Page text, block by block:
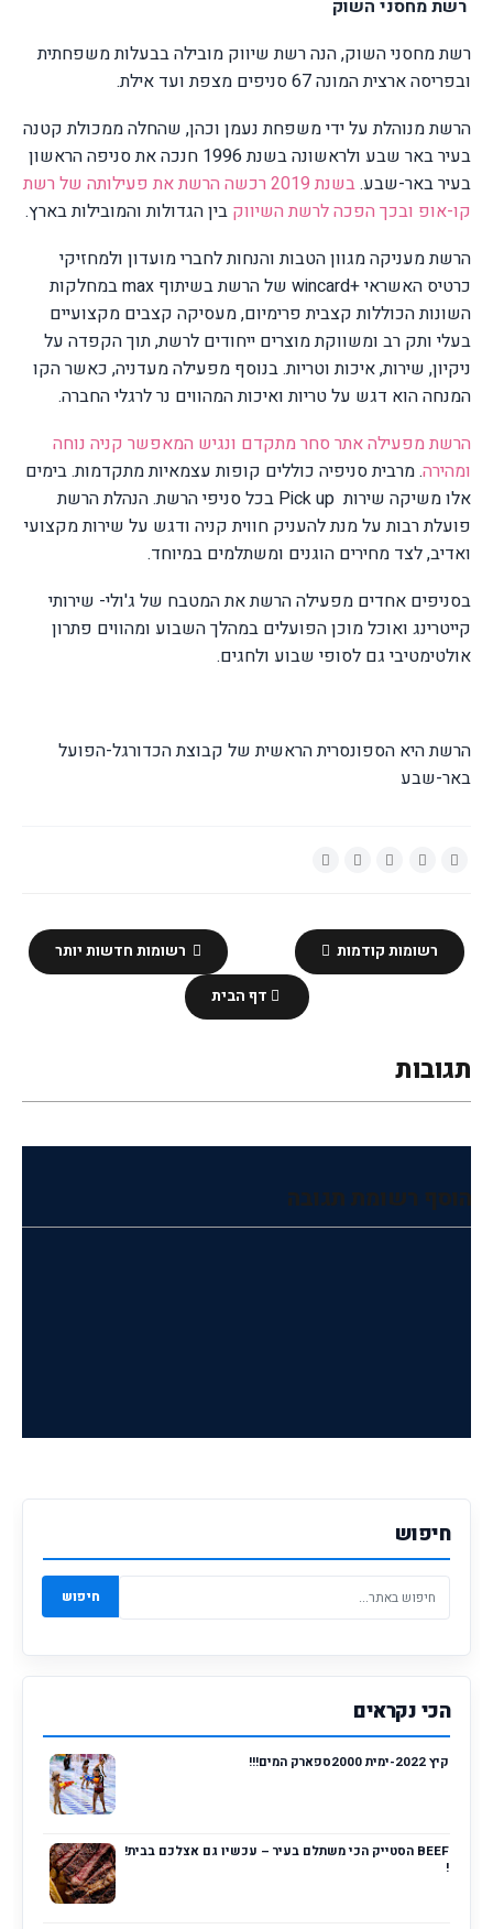
רשת מחסני השוק
רשת מחסני השוק, הנה רשת שיווק מובילה בבעלות משפחתית
ובפריסה ארצית המונה 67 סניפים מצפת ועד אילת.
הרשת מנוהלת על ידי משפחת נעמן וכהן, שהחלה ממכולת קטנה
בעיר באר שבע ולראשונה בשנת 1996 חנכה את סניפה הראשון
בעיר באר-שבע.
בשנת 2019 רכשה הרשת את פעילותה של רשת
קו-אופ ובכך הפכה לרשת השיווק בין הגדולות והמובילות בארץ.
הרשת מעניקה מגוון הטבות והנחות לחברי מועדון ולמחזיקי
כרטיס האשראיwincard+ של הרשת בשיתוף maxבמחלקות
השונות הכוללות קצבית פרימיום, מעסיקה קצבים מקצועיים
בעלי ותק רב ומשווקת מוצרים ייחודים לרשת, תוך הקפדה על
ניקיון, שירות, איכות וטריות. בנוסף מפעילה מעדניה, כאשר הקו
המנחה הוא דגש על טריות ואיכות המהווים נר לרגלי החברה.
הרשת מפעילה אתר סחר מתקדם ונגיש המאפשר קניה נוחה
ומהירה. מרבית סניפיה כוללים קופות עצמאיות מתקדמות. בימים
אלו משיקה שירות Pick up בכל סניפי הרשת. הנהלת הרשת
פועלת רבות על מנת להעניק חווית קניה ודגש על שירות מקצועי
ואדיב, לצד מחירים הוגנים ומשתלמים במיוחד.
בסניפים אחדים מפעילה הרשת את המטבח של ג'ולי- שירותי
קייטרינג ואוכל מוכן הפועלים במהלך השבוע ומהווים פתרון
אולטימטיבי גם לסופי שבוע ולחגים.
הרשת היא הספונסרית הראשית של קבוצת הכדורגל-הפועל
באר-שבע
רשומות חדשות יותר רשומות קודמות
דף הבית
תגובות
הוסף רשומת תגובה
חיפוש
חיפוש
הכי נקראים
קיץ 2022-ימית 2000ספארק המים!!!
BEEF הסטייק הכי משתלם בעיר – עכשיו גם אצלכם בבית!
!